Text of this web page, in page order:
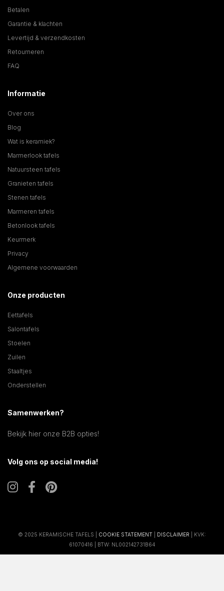
Betalen
Garantie & klachten
Levertijd & verzendkosten
Retourneren
FAQ
Informatie
Over ons
Blog
Wat is keramiek?
Marmerlook tafels
Natuursteen tafels
Granieten tafels
Stenen tafels
Marmeren tafels
Betonlook tafels
Keurmerk
Privacy
Algemene voorwaarden
Onze producten
Eettafels
Salontafels
Stoelen
Zuilen
Staaltjes
Onderstellen
Samenwerken?
Bekijk hier onze B2B opties!
Volg ons op social media!
© 2025 KERAMISCHE TAFELS | COOKIE STATEMENT DISCLAIMER | KVK:
61070416 | BTW: NL002142731B64